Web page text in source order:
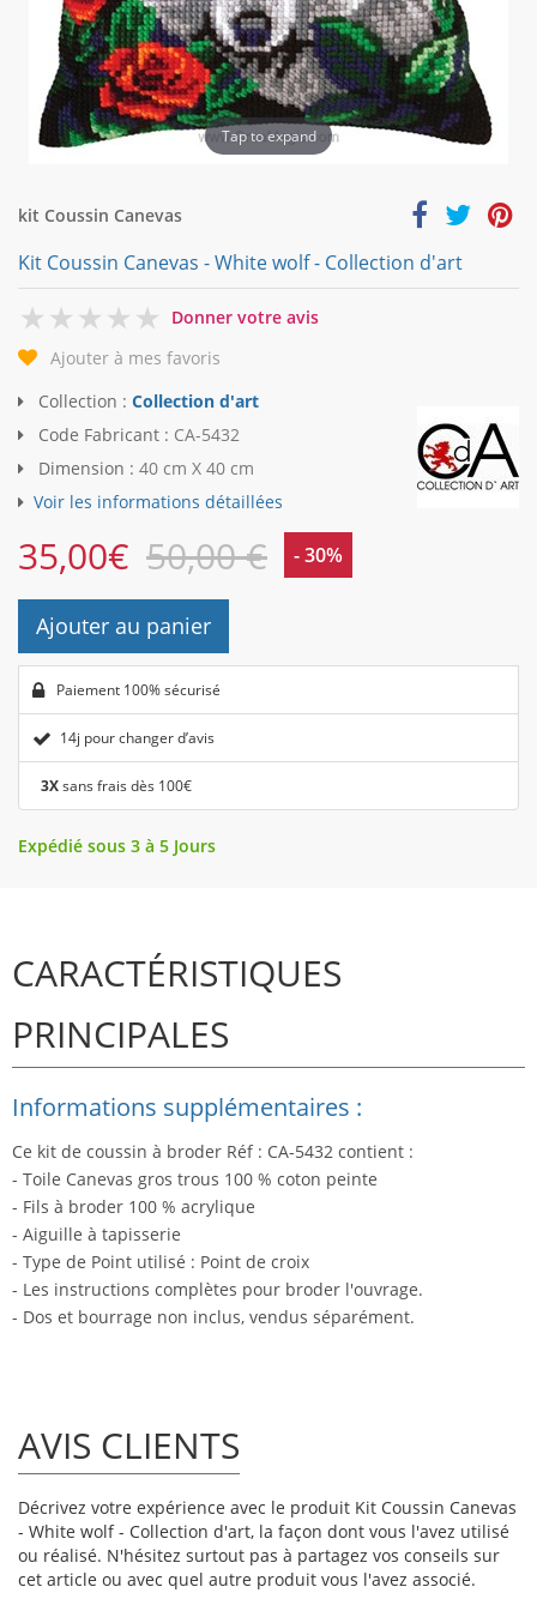
Tap to expand
kit Coussin Canevas
Kit Coussin Canevas - White wolf - Collection d'art
0
Donner votre avis
Ajouter à mes favoris
Collection : Collection d'art
Code Fabricant : CA-5432
Dimension : 40 cm X 40 cm
Voir les informations détaillées
35,00€ 50,00 € - 30%
Ajouter au panier
Paiement 100% sécurisé
14j pour changer d’avis
3Xsans frais dès 100€
Expédié sous 3 à 5 Jours
CARACTÉRISTIQUES
PRINCIPALES
Informations supplémentaires :
Ce kit de coussin à broder Réf : CA-5432 contient :
- Toile Canevas gros trous 100 % coton peinte
- Fils à broder 100 % acrylique
- Aiguille à tapisserie
- Type de Point utilisé : Point de croix
- Les instructions complètes pour broder l'ouvrage.
- Dos et bourrage non inclus, vendus séparément.
AVIS CLIENTS
Décrivez votre expérience avec le produit Kit Coussin Canevas
- White wolf - Collection d'art, la façon dont vous l'avez utilisé
ou réalisé. N'hésitez surtout pas à partagez vos conseils sur
cet article ou avec quel autre produit vous l'avez associé.